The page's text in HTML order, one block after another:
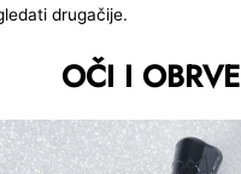
drugačije.
OČI I OBRVE